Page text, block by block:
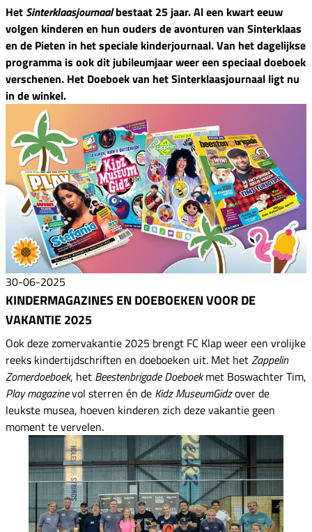
Het Sinterklaasjournaalbestaat 25 jaar. Al een kwart eeuw
volgen kinderen en hun ouders de avonturen van Sinterklaas
en de Pieten in het speciale kinderjournaal. Van het dagelijkse
programma is ook dit jubileumjaar weer een speciaal doeboek
verschenen. Het Doeboek van het Sinterklaasjournaal ligt nu
in de winkel.
30-06-2025
KINDERMAGAZINES EN DOEBOEKEN VOOR DE
VAKANTIE 2025
Ook deze zomervakantie 2025 brengt FC Klap weer een vrolijke
reeks kindertijdschriften en doeboeken uit. Met hetZappelin
Zomerdoeboek, het Beestenbrigade Doeboekmet Boswachter Tim,
Play magazinevol sterren én de Kidz MuseumGidzover de
leukste musea, hoeven kinderen zich deze vakantie geen
moment te vervelen.